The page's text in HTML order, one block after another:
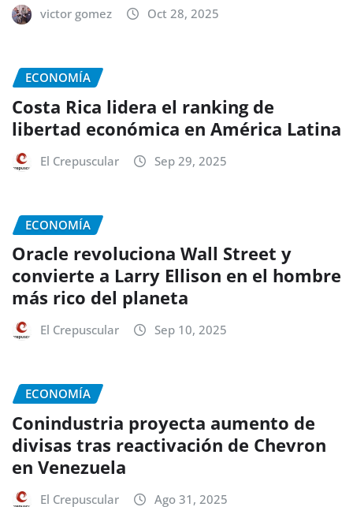
victor gomez Oct 28, 2025
ECONOMÍA
Costa Rica lidera el ranking de
libertad económica en América Latina
El Crepuscular Sep 29, 2025
ECONOMÍA
Oracle revoluciona Wall Street y
convierte a Larry Ellison en el hombre
más rico del planeta
El Crepuscular Sep 10, 2025
ECONOMÍA
Conindustria proyecta aumento de
divisas tras reactivación de Chevron
en Venezuela
El Crepuscular Ago 31, 2025